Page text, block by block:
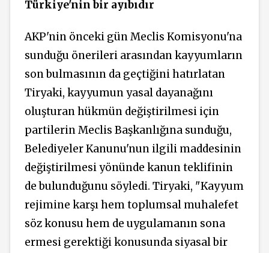
Türkiye'nin bir ayıbıdır
AKP'nin önceki gün Meclis Komisyonu'na
sunduğu önerileri arasından kayyumların
son bulmasının da geçtiğini hatırlatan
Tiryaki, kayyumun yasal dayanağını
oluşturan hükmün değiştirilmesi için
partilerin Meclis Başkanlığına sunduğu,
Belediyeler Kanunu'nun ilgili maddesinin
değiştirilmesi yönünde kanun teklifinin
de bulunduğunu söyledi. Tiryaki, "Kayyum
rejimine karşı hem toplumsal muhalefet
söz konusu hem de uygulamanın sona
ermesi gerektiği konusunda siyasal bir